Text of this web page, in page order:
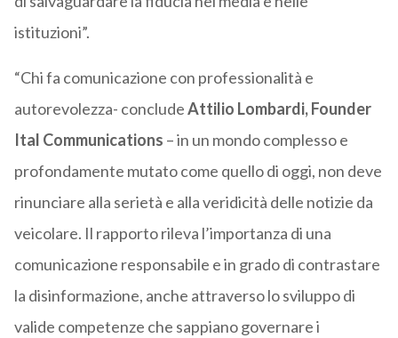
istituzioni”.
“Chi fa comunicazione con professionalità e
autorevolezza- concludeAttilio Lombardi, Founder
Ital Communications – in un mondo complesso e
profondamente mutato come quello di oggi, non deve
rinunciare alla serietà e alla veridicità delle notizie da
veicolare. Il rapporto rileva l’importanza di una
comunicazione responsabile e in grado di contrastare
la disinformazione, anche attraverso lo sviluppo di
valide competenze che sappiano governare i